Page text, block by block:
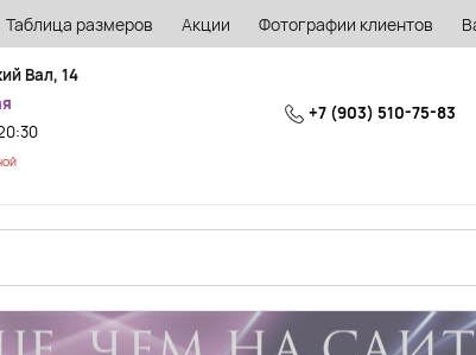
Таблица размеров Акции Фотографии клиентов
Вал, 14
+7 (903) 510-75-83